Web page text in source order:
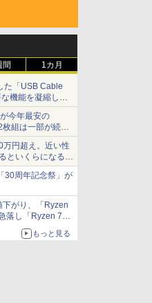
間 1カ月
た「USB Cable
機能を凝縮しコ
今年最安の
組は一部が続騰
円超え。近い性
といくらになる？
ゲーム』】
30周年記念祭」が
下がり、「Ryzen
落し「Ryzen 7
[8月前半のCPU
もっと見る